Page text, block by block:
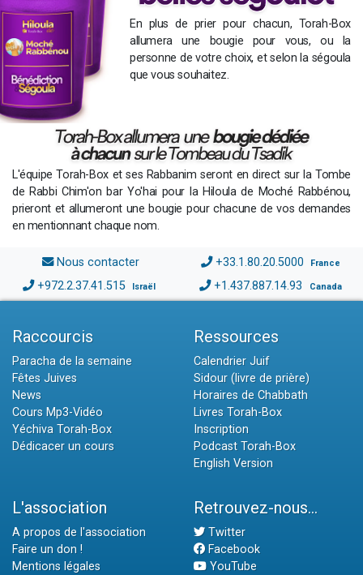
En plus de prier pour chacun, Torah-Box
allumera une bougie pour vous, ou la
personne de votre choix, et selon la ségoula
que vous souhaitez.
L'équipe Torah-Box et ses Rabbanim seront en direct sur la Tombe
de Rabbi Chim'on bar Yo'hai pour la Hiloula de Moché Rabbénou,
prieront et allumeront une bougie pour chacune de vos demandes
en mentionnant chaque nom.
Nous contacter +33.1.80.20.5000 France
+972.2.37.41.515 Israël +1.437.887.14.93 Canada
Raccourcis
Paracha de la semaine
Fêtes Juives
News
Cours Mp3-Vidéo
Yéchiva Torah-Box
Dédicacer un cours
Ressources
Calendrier Juif
Sidour (livre de prière)
Horaires de Chabbath
Livres Torah-Box
Inscription
Podcast Torah-Box
English Version
L'association
A propos de l'association
Faire un don !
Mentions légales
Retrouvez-nous...
Twitter
Facebook
YouTube